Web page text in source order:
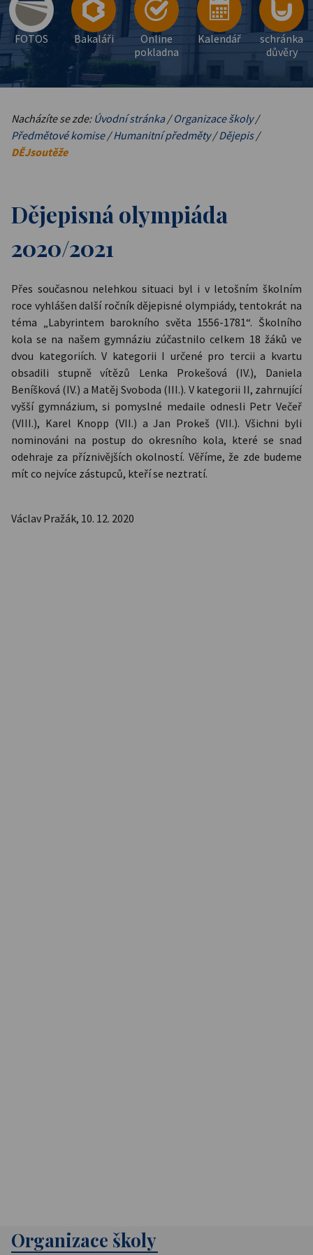
FOTOS Bakaláři
Online
pokladna
Kalendář
schránka
důvěry
Nacházíte se zde: Úvodní stránka/Organizace školy/
Předmětové komise/Humanitní předměty/Dějepis/
DĚJsoutěže
Dějepisná olympiáda
2020/2021
Přes současnou nelehkou situaci byl i v letošním školním
roce vyhlášen další ročník dějepisné olympiády, tentokrát na
téma „Labyrintem barokního světa 1556-1781“. Školního
kola se na našem gymnáziu zúčastnilo celkem 18 žáků ve
dvou kategoriích. V kategorii I určené pro tercii a kvartu
obsadili stupně vítězů Lenka Prokešová (IV.), Daniela
Beníšková (IV.) a Matěj Svoboda (III.). V kategorii II, zahrnující
vyšší gymnázium, si pomyslné medaile odnesli Petr Večeř
(VIII.), Karel Knopp (VII.) a Jan Prokeš (VII.). Všichni byli
nominováni na postup do okresního kola, které se snad
odehraje za příznivějších okolností. Věříme, že zde budeme
mít co nejvíce zástupců, kteří se neztratí.
Václav Pražák, 10. 12. 2020
Organizace školy